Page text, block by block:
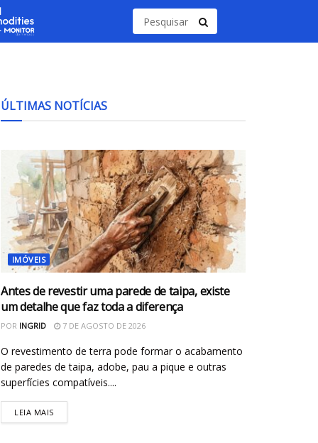
ÚLTIMAS NOTÍCIAS
IMÓVEIS
Antes de revestir uma parede de taipa, existe
um detalhe que faz toda a diferença
POR INGRID 7 DE AGOSTO DE 2026
O revestimento de terra pode formar o acabamento
de paredes de taipa, adobe, pau a pique e outras
superfícies compatíveis....
LEIA MAIS